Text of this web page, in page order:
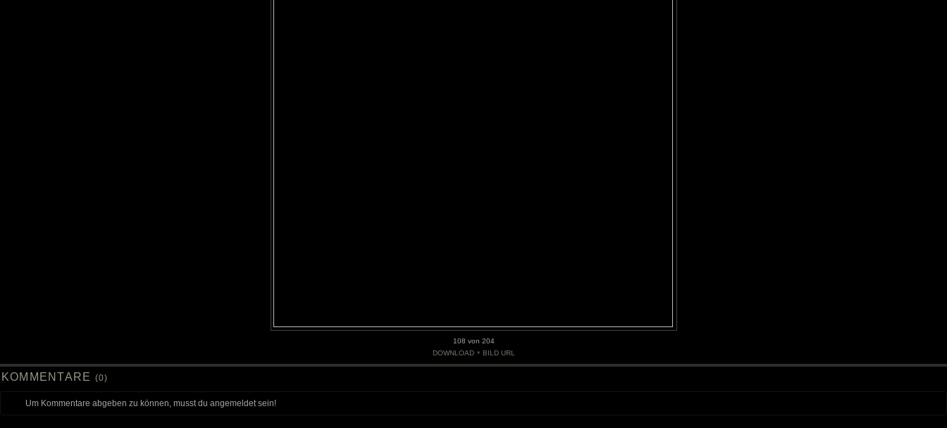
108 von 204
DOWNLOAD • BILD URL
KOMMENTARE (0)
Um Kommentare abgeben zu können, musst du angemeldet sein!